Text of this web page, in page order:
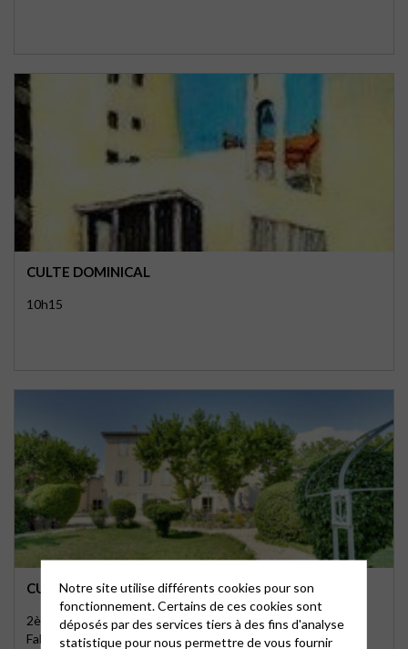
CULTE DOMINICAL
10h15
CULTE À LA CONSTANCE
2ème et 4ème vendredi à 15H. 16 boulevard Henri
Fabre, 13012 Marseille …
Notre site utilise différents cookies pour son
fonctionnement. Certains de ces cookies sont
déposés par des services tiers à des fins d'analyse
statistique pour nous permettre de vous fournir